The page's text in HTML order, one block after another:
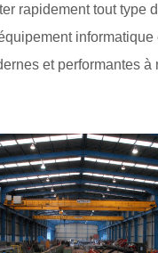
rapidement tout type
informatique
et performantes à